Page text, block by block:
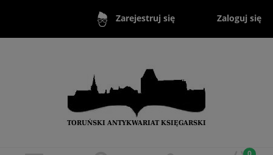
Zarejestruj się Zaloguj się